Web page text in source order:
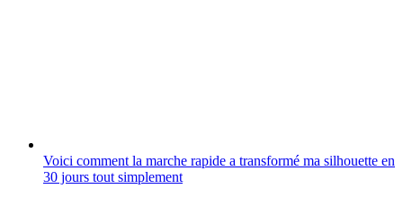
Voici comment la marche rapide a transformé ma silhouette en
30 jours tout simplement